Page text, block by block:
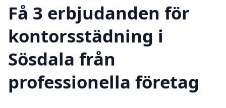
Få 3 erbjudanden för
kontorsstädning i
Sösdala från
professionella företag